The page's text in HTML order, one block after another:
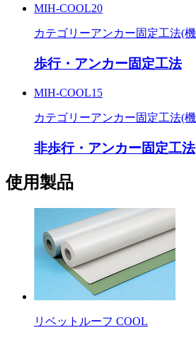
MIH-COOL20
カテゴリーアンカー固定工法(
歩行・アンカー固定工法
MIH-COOL15
カテゴリーアンカー固定工法(
非歩行・アンカー固定工法
使用製品
リベットルーフ COOL